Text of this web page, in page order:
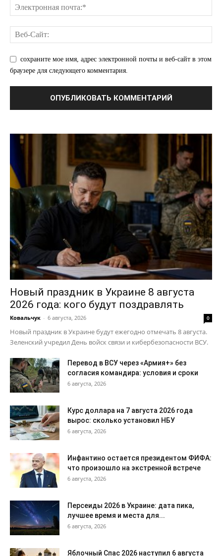
сохраните мое имя, адрес электронной почты и веб-сайт в этом
браузере для следующего комментария.
Новый праздник в Украине 8 августа
2026 года: кого будут поздравлять
Ковальчук - 6 августа, 2026 0
Новый праздник в Украине будут ежегодно отмечать 8 августа.
Зеленский учредил День войск связи и кибербезопасности ВСУ.
Перевод в ВСУ через «Армия+» без
согласия командира: условия и сроки
6 августа, 2026
Курс доллара на 7 августа 2026 года
вырос: сколько установил НБУ
6 августа, 2026
Инфантино остается президентом ФИФА:
что произошло на экстренной встрече
6 августа, 2026
Персеиды 2026 в Украине: дата пика,
лучшее время и места для...
6 августа, 2026
Яблочный Спас 2026 наступил 6 августа